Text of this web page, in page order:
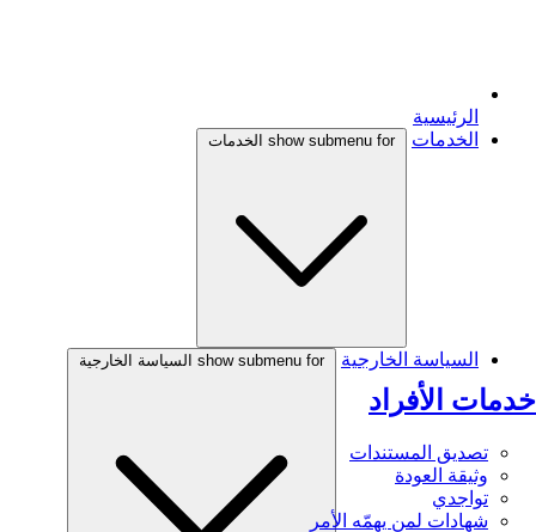
الرئيسية
الخدمات
show submenu for الخدمات
خدمات الأفراد
تصديق المستندات
وثيقة العودة
تواجدي
شهادات لمن يهمّه الأمر
السياسة الخارجية show submenu for السياسة الخارجية